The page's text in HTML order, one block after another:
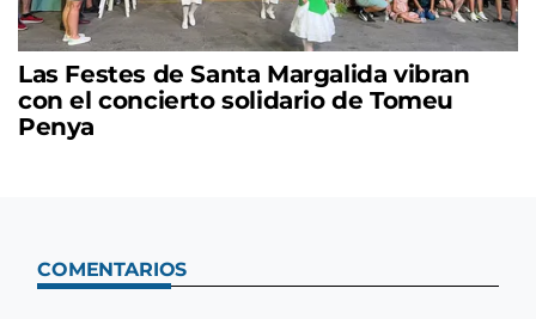
Las Festes de Santa Margalida vibran
con el concierto solidario de Tomeu
Penya
COMENTARIOS